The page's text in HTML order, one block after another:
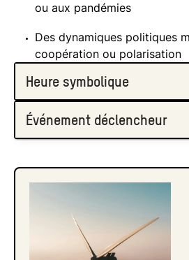
ou aux pandémies
Des dynamiques politiques
coopération ou polarisation
Heure symbolique
1947
1953
Événement déclencheur
1947
Tests de bombes H (USA et